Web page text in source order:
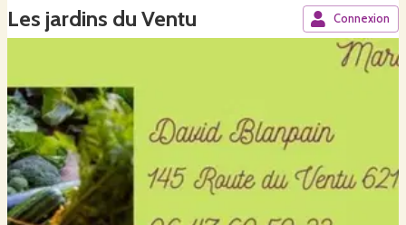
Les jardins du Ventu Connexion